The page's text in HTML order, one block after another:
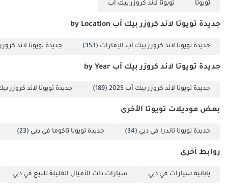
تويوتا تويوتا لاند كروزر بيك آب
جديدة تويوتا لاند كروزر بيك آب by Location
جديدة تويوتا لاند كروزر بيك آب الإمارات (353) جديدة تويوتا لاند
جديدة تويوتا لاند كروزر بيك آب by Year
جديدة تويوتا لاند كروزر بيك آب 2025 (189) جديدة تويوتا لاند كروزر بيك
بعض موديلات تويوتا الأخرى
جديدة تويوتا تاندرا في دبي (34) جديدة تويوتا تاكوما في دبي (23)
روابط أخرى
يابانية سيارات في دبي سيارات ذات الأميال القليلة للبيع في دبي